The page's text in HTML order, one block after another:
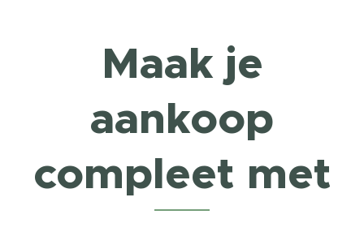
Maak je
aankoop
compleet met